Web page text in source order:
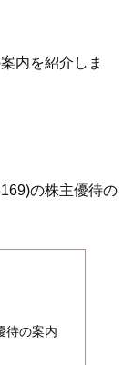
内を紹介しま
の株主優待の
待の案内